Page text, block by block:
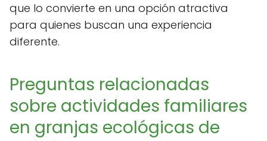
que lo convierte en una opción atractiva
para quienes buscan una experiencia
diferente.
Preguntas relacionadas
sobre actividades familiares
en granjas ecológicas de